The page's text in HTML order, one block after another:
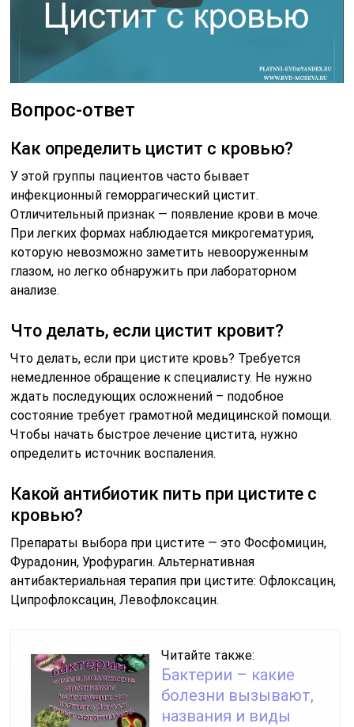
Вопрос-ответ
Как определить цистит с кровью?
У этой группы пациентов часто бывает
инфекционный геморрагический цистит.
Отличительный признак — появление крови в моче.
При легких формах наблюдается микрогематурия,
которую невозможно заметить невооруженным
глазом, но легко обнаружить при лабораторном
анализе.
Что делать, если цистит кровит?
Что делать, если при цистите кровь? Требуется
немедленное обращение к специалисту. Не нужно
ждать последующих осложнений – подобное
состояние требует грамотной медицинской помощи.
Чтобы начать быстрое лечение цистита, нужно
определить источник воспаления.
Какой антибиотик пить при цистите с
кровью?
Препараты выбора при цистите — это Фосфомицин,
Фурадонин, Урофурагин. Альтернативная
антибактериальная терапия при цистите: Офлоксацин,
Ципрофлоксацин, Левофлоксацин.
Читайте также:
Бактерии – какие
болезни вызывают,
названия и виды